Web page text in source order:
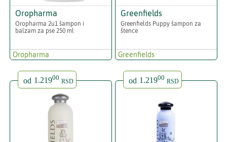
Oropharma
Oropharma 2u1 šampon i
balzam za pse 250 ml
Oropharma
Greenfields
Greenfields Puppy šampon za
štence
Greenfields
od 1.21900 RSD od 1.21900 RSD